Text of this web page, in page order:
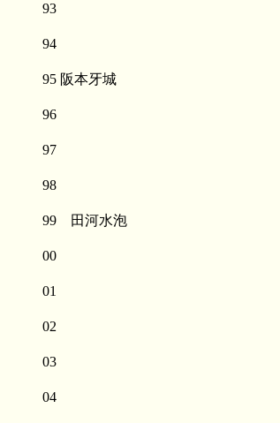
93
94
95 阪本牙城
96
97
98
99 田河水泡
00
01
02
03
04